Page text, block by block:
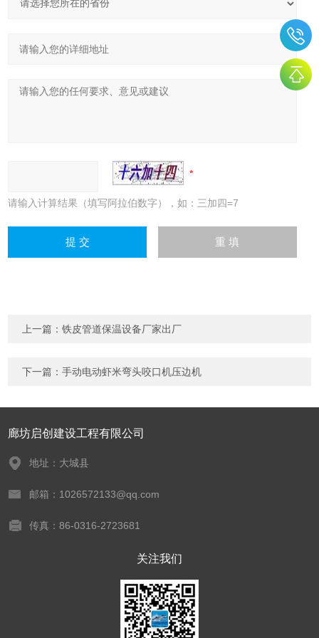
请输入计算结果（填写阿拉伯数字），如：三加四=7
上一篇：铁皮管道保温设备厂家出厂
下一篇：手动电动虾米弯头咬口机压边机
廊坊启创建设工程有限公司
地址：大城县
邮箱：1026572133@qq.com
传真：86-0316-2723681
关注我们